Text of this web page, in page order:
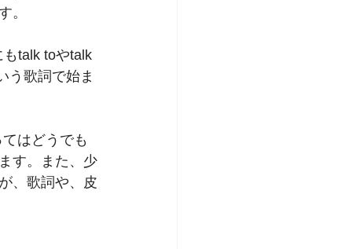
。
talk toやtalk
う歌詞で始ま
はどうでも
す。また、少
、歌詞や、皮